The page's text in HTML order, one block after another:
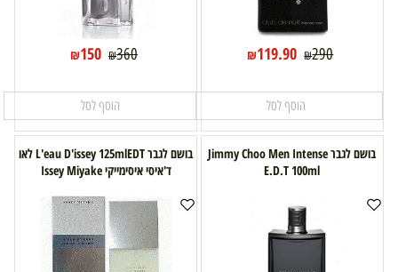
₪290
₪119.90
הוסף לסל
₪360
₪150
הוסף לסל
בושם לגבר Jimmy Choo Men Intense
E.D.T 100ml
בושם לגבר L'eau D'issey 125mlEDT לאו
ד'איסי איסימייקי Issey Miyake